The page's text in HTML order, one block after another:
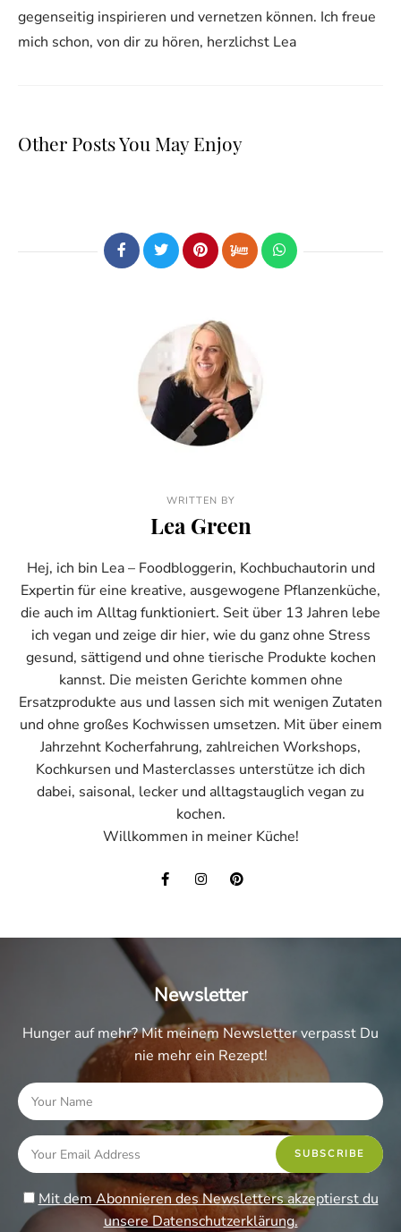
gegenseitig inspirieren und vernetzen können. Ich freue
mich schon, von dir zu hören, herzlichst Lea
Other Posts You May Enjoy
WRITTEN BY
Lea Green
Hej, ich bin Lea – Foodbloggerin, Kochbuchautorin und
Expertin für eine kreative, ausgewogene Pflanzenküche,
die auch im Alltag funktioniert. Seit über 13 Jahren lebe
ich vegan und zeige dir hier, wie du ganz ohne Stress
gesund, sättigend und ohne tierische Produkte kochen
kannst. Die meisten Gerichte kommen ohne
Ersatzprodukte aus und lassen sich mit wenigen Zutaten
und ohne großes Kochwissen umsetzen. Mit über einem
Jahrzehnt Kocherfahrung, zahlreichen Workshops,
Kochkursen und Masterclasses unterstütze ich dich
dabei, saisonal, lecker und alltagstauglich vegan zu
kochen.
Willkommen in meiner Küche!
Newsletter
Hunger auf mehr? Mit meinem Newsletter verpasst Du
nie mehr ein Rezept!
Mit dem Abonnieren des Newsletters akzeptierst du
unsere Datenschutzerklärung.